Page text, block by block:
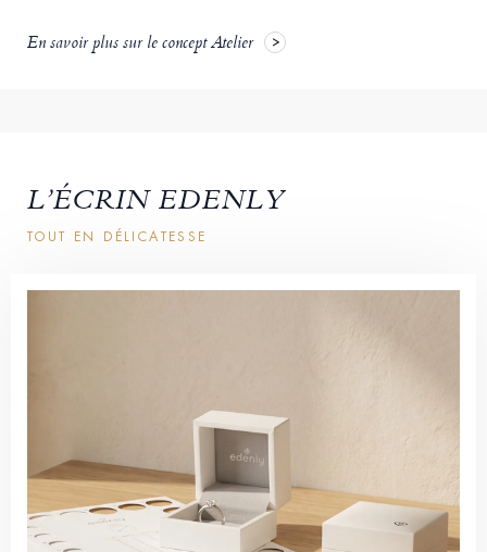
En savoir plus sur le concept Atelier
L’ÉCRIN EDENLY
TOUT EN DÉLICATESSE